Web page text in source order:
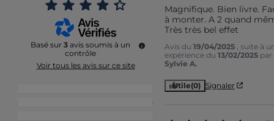
Basé sur 3 avis soumis à un
contrôle
Voir tous les avis sur ce site
2
0
Magnifique. Bien livre.
à monter. A 2 quand
Très très bel effet
Avis du 19/04/2025
, suite à
expérience du 13/02/2025 par
Sylvie A.
Utile(0) Signaler